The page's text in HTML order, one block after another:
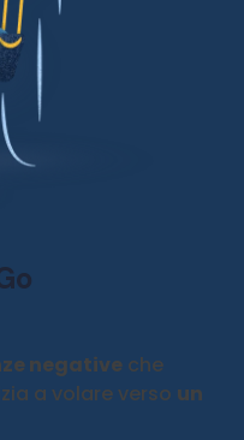
negative che
a volare verso un